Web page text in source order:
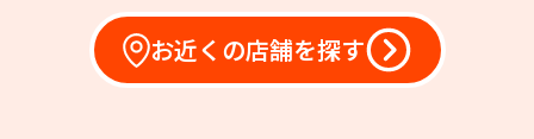
お近くの店舗を探す